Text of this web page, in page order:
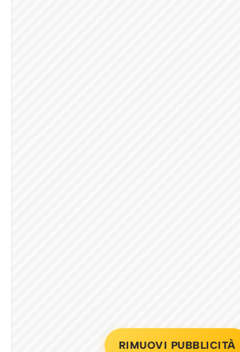
RIMUOVI PUBBLICITÀ